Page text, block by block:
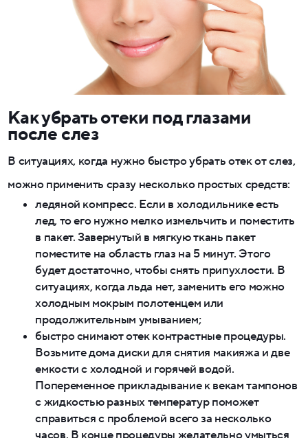
Как убрать отеки под глазами
после слез
В ситуациях, когда нужно быстро убрать отек от слез,
можно применить сразу несколько простых средств:
ледяной компресс. Если в холодильнике есть
лед, то его нужно мелко измельчить и поместить
в пакет. Завернутый в мягкую ткань пакет
поместите на область глаз на 5 минут. Этого
будет достаточно, чтобы снять припухлости. В
ситуациях, когда льда нет, заменить его можно
холодным мокрым полотенцем или
продолжительным умыванием;
быстро снимают отек контрастные процедуры.
Возьмите дома диски для снятия макияжа и две
емкости с холодной и горячей водой.
Попеременное прикладывание к векам тампонов
с жидкостью разных температур поможет
справиться с проблемой всего за несколько